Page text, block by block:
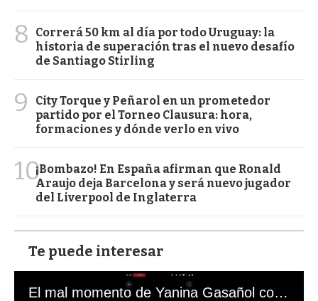
8
Correrá 50 km al día por todo Uruguay: la
historia de superación tras el nuevo desafío
de Santiago Stirling
9
City Torque y Peñarol en un prometedor
partido por el Torneo Clausura: hora,
formaciones y dónde verlo en vivo
10¡Bombazo! En España afirman que Ronald
Araujo deja Barcelona y será nuevo jugador
del Liverpool de Inglaterra
Te puede interesar
El mal momento de Yanina Gasañol con un hincha argentino en "Subrayado"